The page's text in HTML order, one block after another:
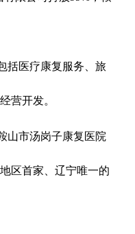
括医疗康复服务、旅
营开发。
山市汤岗子康复医院
区首家、辽宁唯一的